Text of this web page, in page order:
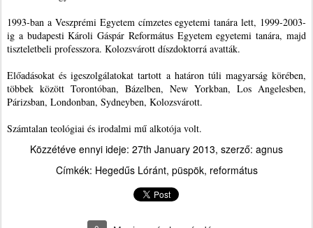
1993-ban a Veszprémi Egyetem címzetes egyetemi tanára lett, 1999-2003-
ig a budapesti Károli Gáspár Református Egyetem egyetemi tanára, majd
tiszteletbeli professzora. Kolozsvárott díszdoktorrá avatták.
Előadásokat és igeszolgálatokat tartott a határon túli magyarság körében,
többek között Torontóban, Bázelben, New Yorkban, Los Angelesben,
Párizsban, Londonban, Sydneyben, Kolozsvárott.
Számtalan teológiai és irodalmi mű alkotója volt.
Közzétéve ennyi ideje: 27th January 2013, szerző: agnus
Címkék: Hegedűs Lóránt püspök református